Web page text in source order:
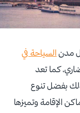
مدن السياحة في
كما تعد
بفضل تنوع
الإقامة وتميزها